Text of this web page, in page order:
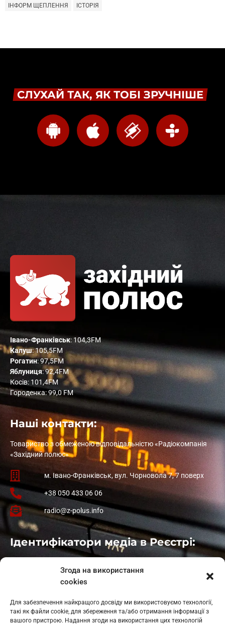
Згода на використання
cookies
Для забезпечення найкращого досвіду ми використовуємо технології,
такі як файли cookie, для збереження та/або отримання інформації з
вашого пристрою. Надання згоди на використання цих технологій
ІНФОРМ ЩЕПЛЕННЯ
ІСТОРІЯ
СЛУХАЙ ТАК, ЯК ТОБІ ЗРУЧНІШЕ
Івано-Франківськ: 104,3FM
Калуш: 105,5FM
Рогатин: 97,5FM
Яблуниця: 92,4FM
Косів: 101,4FM
Городенка: 99,0 FM
Наші контакти:
Товариство з обмеженою відповідальністю «Радіокомпанія
«Західний полюс»
м. Івано-Франківськ, вул. Чорновола 7, 7 поверх
+38 050 433 06 06
radio@z-polus.info
Ідентифікатори медіа в Реєстрі:
: L11-01410
: L11-01801
Косів: L11-01805
Гарасимів: L11-02274